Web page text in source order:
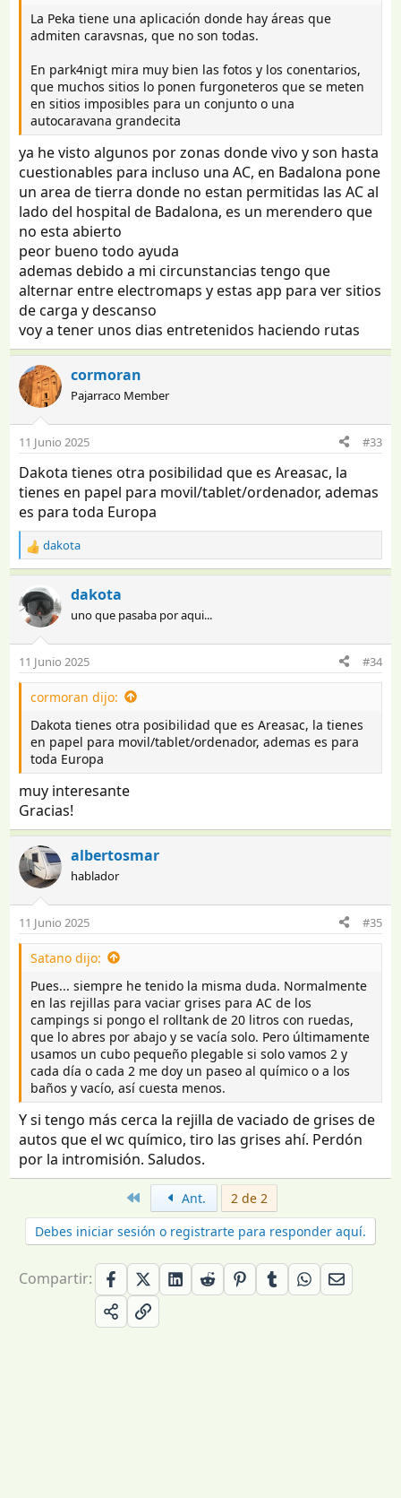
La Peka tiene una aplicación donde hay áreas que
admiten caravsnas, que no son todas.
En park4nigt mira muy bien las fotos y los conentarios,
que muchos sitios lo ponen furgoneteros que se meten
en sitios imposibles para un conjunto o una
autocaravana grandecita
ya he visto algunos por zonas donde vivo y son hasta
cuestionables para incluso una AC, en Badalona pone
un area de tierra donde no estan permitidas las AC al
lado del hospital de Badalona, es un merendero que
no esta abierto
peor bueno todo ayuda
ademas debido a mi circunstancias tengo que
alternar entre electromaps y estas app para ver sitios
de carga y descanso
voy a tener unos dias entretenidos haciendo rutas
cormoran
Pajarraco Member
11 Junio 2025 #33
Dakota tienes otra posibilidad que es Areasac, la
tienes en papel para movil/tablet/ordenador, ademas
es para toda Europa
R
e
c
c
o
n
e
s
dakota
dakota
uno que pasaba por aqui...
11 Junio 2025 #34
cormoran dijo:
Dakota tienes otra posibilidad que es Areasac, la tienes
en papel para movil/tablet/ordenador, ademas es para
toda Europa
muy interesante
Gracias!
albertosmar
hablador
11 Junio 2025 #35
Satano dijo:
Pues... siempre he tenido la misma duda. Normalmente
en las rejillas para vaciar grises para AC de los
campings si pongo el rolltank de 20 litros con ruedas,
que lo abres por abajo y se vacía solo. Pero últimamente
usamos un cubo pequeño plegable si solo vamos 2 y
cada día o cada 2 me doy un paseo al químico o a los
baños y vacío, así cuesta menos.
Y si tengo más cerca la rejilla de vaciado de grises de
autos que el wc químico, tiro las grises ahí. Perdón
por la intromisión. Saludos.
PrimeroAnt.
2 de 2
Debes iniciar sesión o registrarte para responder aquí.
Compartir: